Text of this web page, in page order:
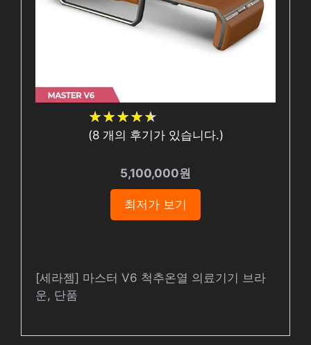
★★★★★
★★★★★
(8개의 후기가 있습니다.)
5,100,000원
최저가 보기
[세라젬] 마스터 V6 척추온열 의료기기 브라
운, 단품